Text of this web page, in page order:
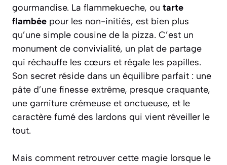
gourmandise. La flammekueche, ou tarte
flambée pour les non-initiés, est bien plus
qu’une simple cousine de la pizza. C’est un
monument de convivialité, un plat de partage
qui réchauffe les cœurs et régale les papilles.
Son secret réside dans un équilibre parfait : une
pâte d’une finesse extrême, presque craquante,
une garniture crémeuse et onctueuse, et le
caractère fumé des lardons qui vient réveiller le
tout.
Mais comment retrouver cette magie lorsque le